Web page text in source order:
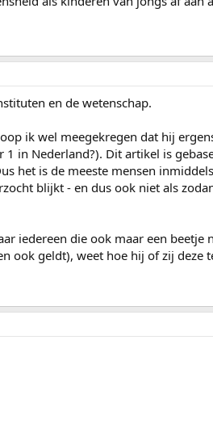
en de wetenschap.
ik wel meegekregen dat hij
in Nederland?). Dit artikel is
het is de meeste mensen
blijkt - en dus ook niet als
iedereen die ook maar een beetje
ook geldt), weet hoe hij of zij deze